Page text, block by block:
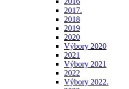
2017.
2018
2019
2020
Výbory 2020
2021
Výbory 2021
2022
Výbory 2022.